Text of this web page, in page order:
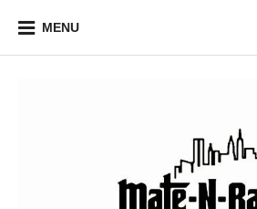
MENU